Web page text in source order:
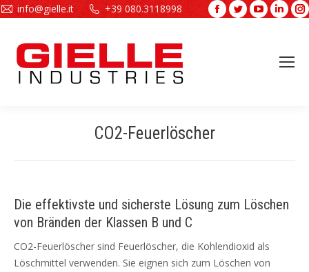
info@gielle.it +39 080.3118998
Facebook
TwitterYouTube
in
CO2-Feuerlöscher
Die effektivste und sicherste Lösung zum Löschen
von Bränden der Klassen B und C
CO2-Feuerlöscher sind Feuerlöscher, die Kohlendioxid als
Löschmittel verwenden. Sie eignen sich zum Löschen von